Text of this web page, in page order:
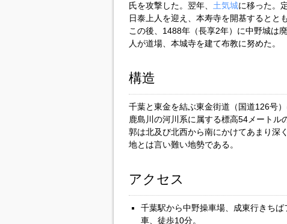
氏を攻撃した。翌年、 土気城に移った。
日泰上人を迎え、本寿寺を開基するとと
この後、1488年（長享2年）に中野城は
人が道場、本城寺を建て布教に努めた。
構造
千葉と東金を結ぶ東金街道（国道126号
鹿島川の河川系に属する標高54メート
郭は北及び北西から南にかけてあまり深
地とは言い難い地勢である。
アクセス
千葉駅から中野操車場、成東行きち
車、徒歩10分。